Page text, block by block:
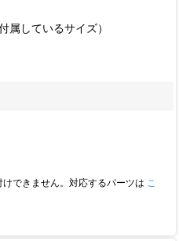
属しているサイズ）
できません。対応するパーツは こ